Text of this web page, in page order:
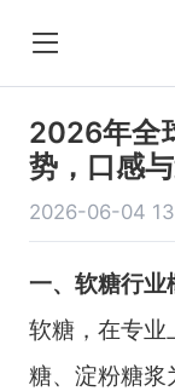
2026年全
势，口感
2026-06-04
一、软糖行业
软糖，在专业
糖、淀粉糖浆